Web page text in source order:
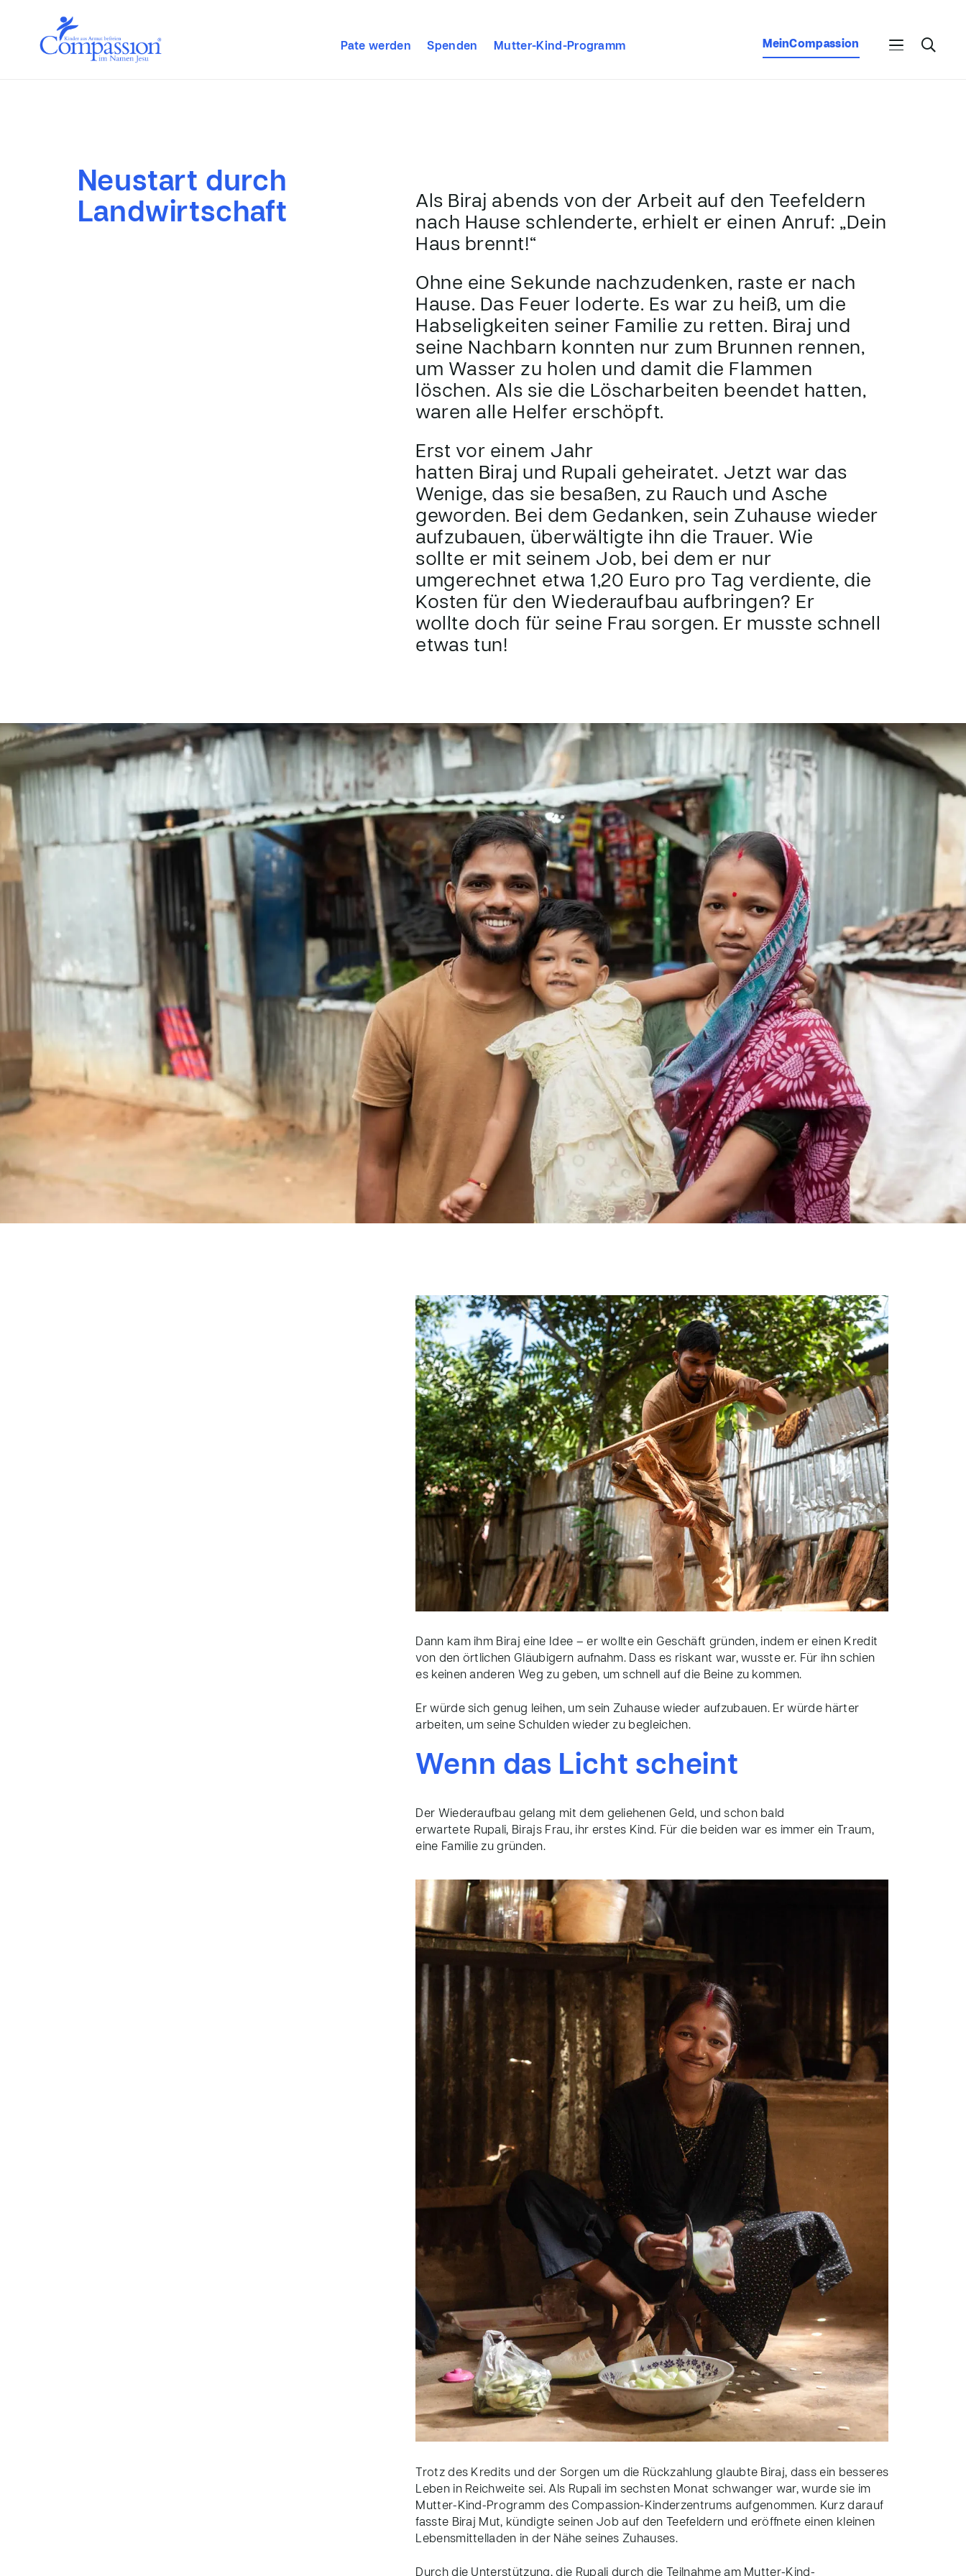
Pate werden Spenden Mutter-Kind-Programm MeinCompassion
Neustart durch
Landwirtschaft
Als Biraj abends von der Arbeit auf den Teefeldern
nach Hause schlenderte, erhielt er einen Anruf: „Dein
Haus brennt!“
Ohne eine Sekunde nachzudenken, raste er nach
Hause. Das Feuer loderte. Es war zu heiß, um die
Habseligkeiten seiner Familie zu retten. Biraj und
seine Nachbarn konnten nur zum Brunnen rennen,
um Wasser zu holen und damit die Flammen
löschen. Als sie die Löscharbeiten beendet hatten,
waren alle Helfer erschöpft.
Erst vor einem Jahr
hatten Biraj und Rupali geheiratet. Jetzt war das
Wenige, das sie besaßen, zu Rauch und Asche
geworden. Bei dem Gedanken, sein Zuhause wieder
aufzubauen, überwältigte ihn die Trauer. Wie
sollte er mit seinem Job, bei dem er nur
umgerechnet etwa 1,20 Euro pro Tag verdiente, die
Kosten für den Wiederaufbau aufbringen? Er
wollte doch für seine Frau sorgen. Er musste schnell
etwas tun!
Dann kam ihm Biraj eine Idee – er wollte ein Geschäft gründen, indem er einen Kredit
von den örtlichen Gläubigern aufnahm. Dass es riskant war, wusste er. Für ihn schien
es keinen anderen Weg zu geben, um schnell auf die Beine zu kommen.
Er würde sich genug leihen, um sein Zuhause wieder aufzubauen. Er würde härter
arbeiten, um seine Schulden wieder zu begleichen.
Wenn das Licht scheint
Der Wiederaufbau gelang mit dem geliehenen Geld, und schon bald
erwartete Rupali, Birajs Frau, ihr erstes Kind. Für die beiden war es immer ein Traum,
eine Familie zu gründen.
Trotz des Kredits und der Sorgen um die Rückzahlung glaubte Biraj, dass ein besseres
Leben in Reichweite sei. Als Rupali im sechsten Monat schwanger war, wurde sie im
Mutter-Kind-Programm des Compassion-Kinderzentrums aufgenommen. Kurz darauf
fasste Biraj Mut, kündigte seinen Job auf den Teefeldern und eröffnete einen kleinen
Lebensmittelladen in der Nähe seines Zuhauses.
Durch die Unterstützung, die Rupali durch die Teilnahme am Mutter-Kind-